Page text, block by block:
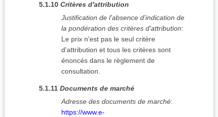
5.1.10 Critères d'attribution
Justification de l'absence d'indication de
la pondération des critères d'attribution:
Le prix n'est pas le seul critère
d'attribution et tous les critères sont
énoncés dans le règlement de
consultation.
5.1.11 Documents de marché
Adresse des documents de marché:
https://www.e-